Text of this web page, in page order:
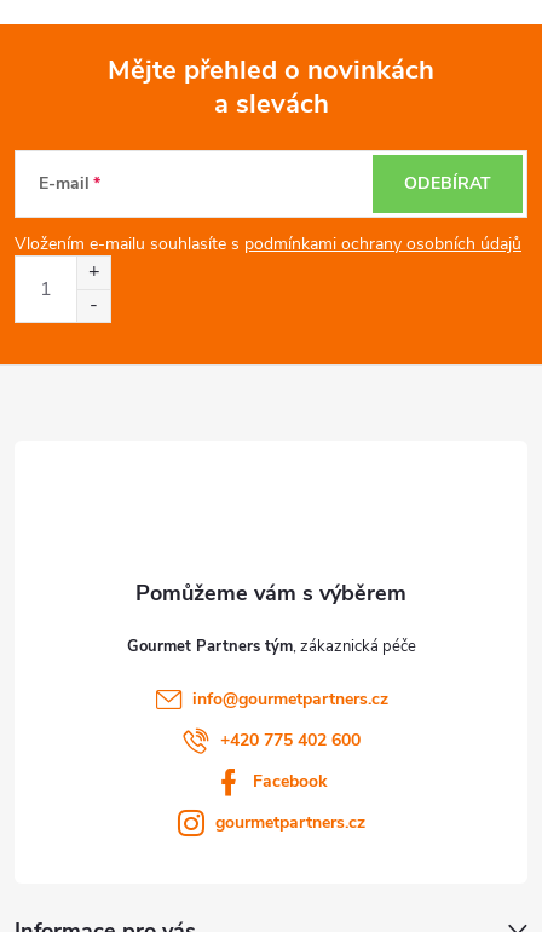
p
a
t
Mějte přehled o novinkách
a slevách
E-mail
Vložením e-mailu souhlasíte s podmínkami ochrany osobních údajů
ODEBÍRAT
Gourmet Partners tým
info@gourmetpartners.cz
+420 775 402 600
Facebook
gourmetpartners.cz